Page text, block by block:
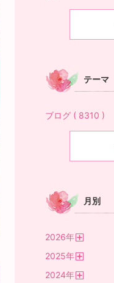
テーマ
ブログ ( 8310 )
月別
2026年
2025年
2024年